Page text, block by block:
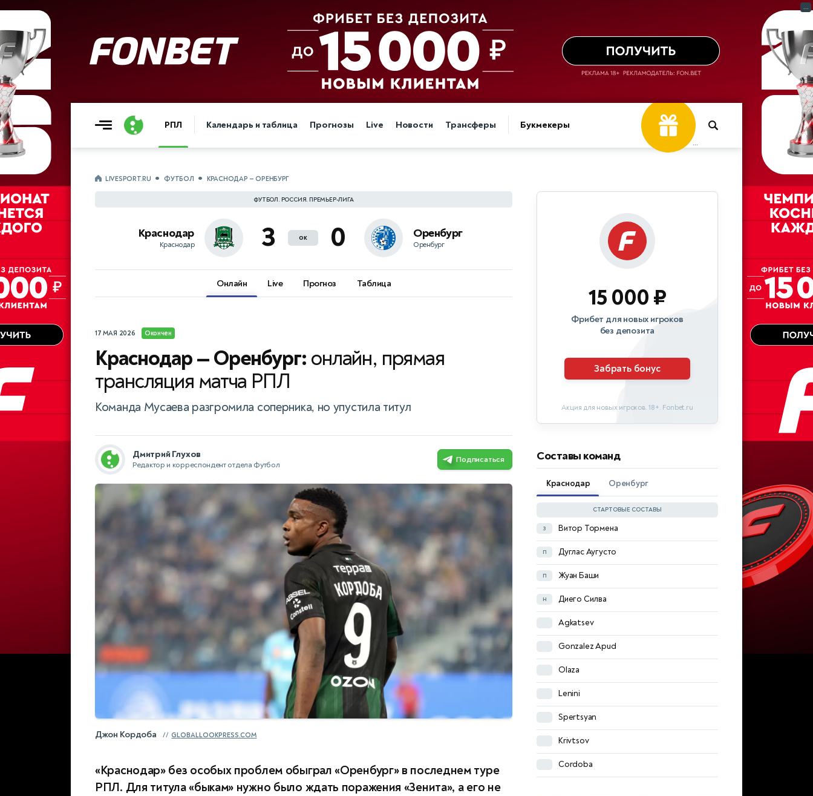
РПЛ Календарь и таблица Прогнозы Live Новости Трансферы Букмекеры
...
LIVESPORT.RU ФУТБОЛ КРАСНОДАР — ОРЕНБУРГ
ФУТБОЛ. РОССИЯ. ПРЕМЬЕР-ЛИГА
Краснодар
Краснодар 3 ок 0 Оренбург
Оренбург
Онлайн Live Прогноз Таблица
17 МАЯ 2026 Окончен
Краснодар — Оренбург: онлайн, прямая
трансляция матча РПЛ
Команда Мусаева разгромила соперника, но упустила титул
Дмитрий Глухов
Редактор и корреспондент отдела Футбол
Подписаться
Джон Кордоба GLOBALLOOKPRESS.COM
«Краснодар» без особых проблем обыграл «Оренбург» в последнем туре
РПЛ. Для титула «быкам» нужно было ждать поражения «Зенита», а его не
15 000 ₽
Фрибет для новых игроков
без депозита
Забрать бонус
Акция для новых игроков. 18+. Fonbet.ru
Составы команд
Краснодар Оренбург
СТАРТОВЫЕ СОСТАВЫ
з Витор Тормена
п Дуглас Аугусто
п Жуан Баши
н Диего Силва
Agkatsev
Gonzalez Apud
Olaza
Lenini
Spertsyan
Krivtsov
Cordoba
п Эдуардо Кейрос
Ovsyannikov
Poroykov
Palacios
Khotulev
Vedernikov
Bolotov
Thompson
Golybin
Rybchinskiy
Guzina
...